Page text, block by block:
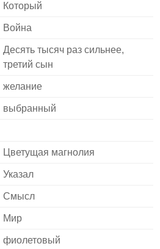
Который
Война
Десять тысяч раз сильнее,
третий сын
желание
выбранный
Цветущая магнолия
Указал
Смысл
Мир
фиолетовый